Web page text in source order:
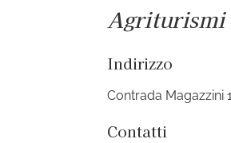
Agriturismi
Indirizzo
Contrada Magazzini
Contatti